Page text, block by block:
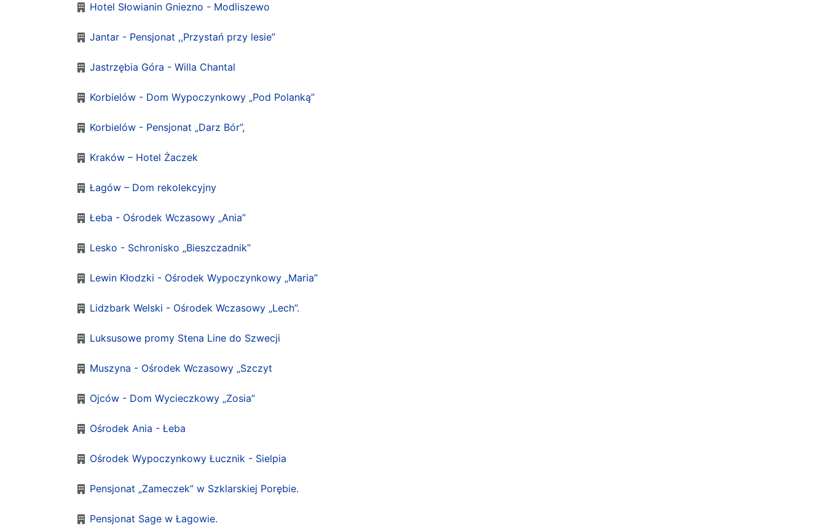
Hotel Słowianin Gniezno - Modliszewo
Jantar - Pensjonat ,,Przystań przy lesie”
Jastrzębia Góra - Willa Chantal
Korbielów - Dom Wypoczynkowy „Pod Polanką”
Korbielów - Pensjonat „Darz Bór”,
Kraków – Hotel Żaczek
Łagów – Dom rekolekcyjny
Łeba - Ośrodek Wczasowy „Ania”
Lesko - Schronisko „Bieszczadnik”
Lewin Kłodzki - Ośrodek Wypoczynkowy „Maria”
Lidzbark Welski - Ośrodek Wczasowy „Lech”.
Luksusowe promy Stena Line do Szwecji
Muszyna - Ośrodek Wczasowy „Szczyt
Ojców - Dom Wycieczkowy „Zosia”
Ośrodek Ania - Łeba
Ośrodek Wypoczynkowy Łucznik - Sielpia
Pensjonat „Zameczek” w Szklarskiej Porębie.
Pensjonat Sage w Łagowie.